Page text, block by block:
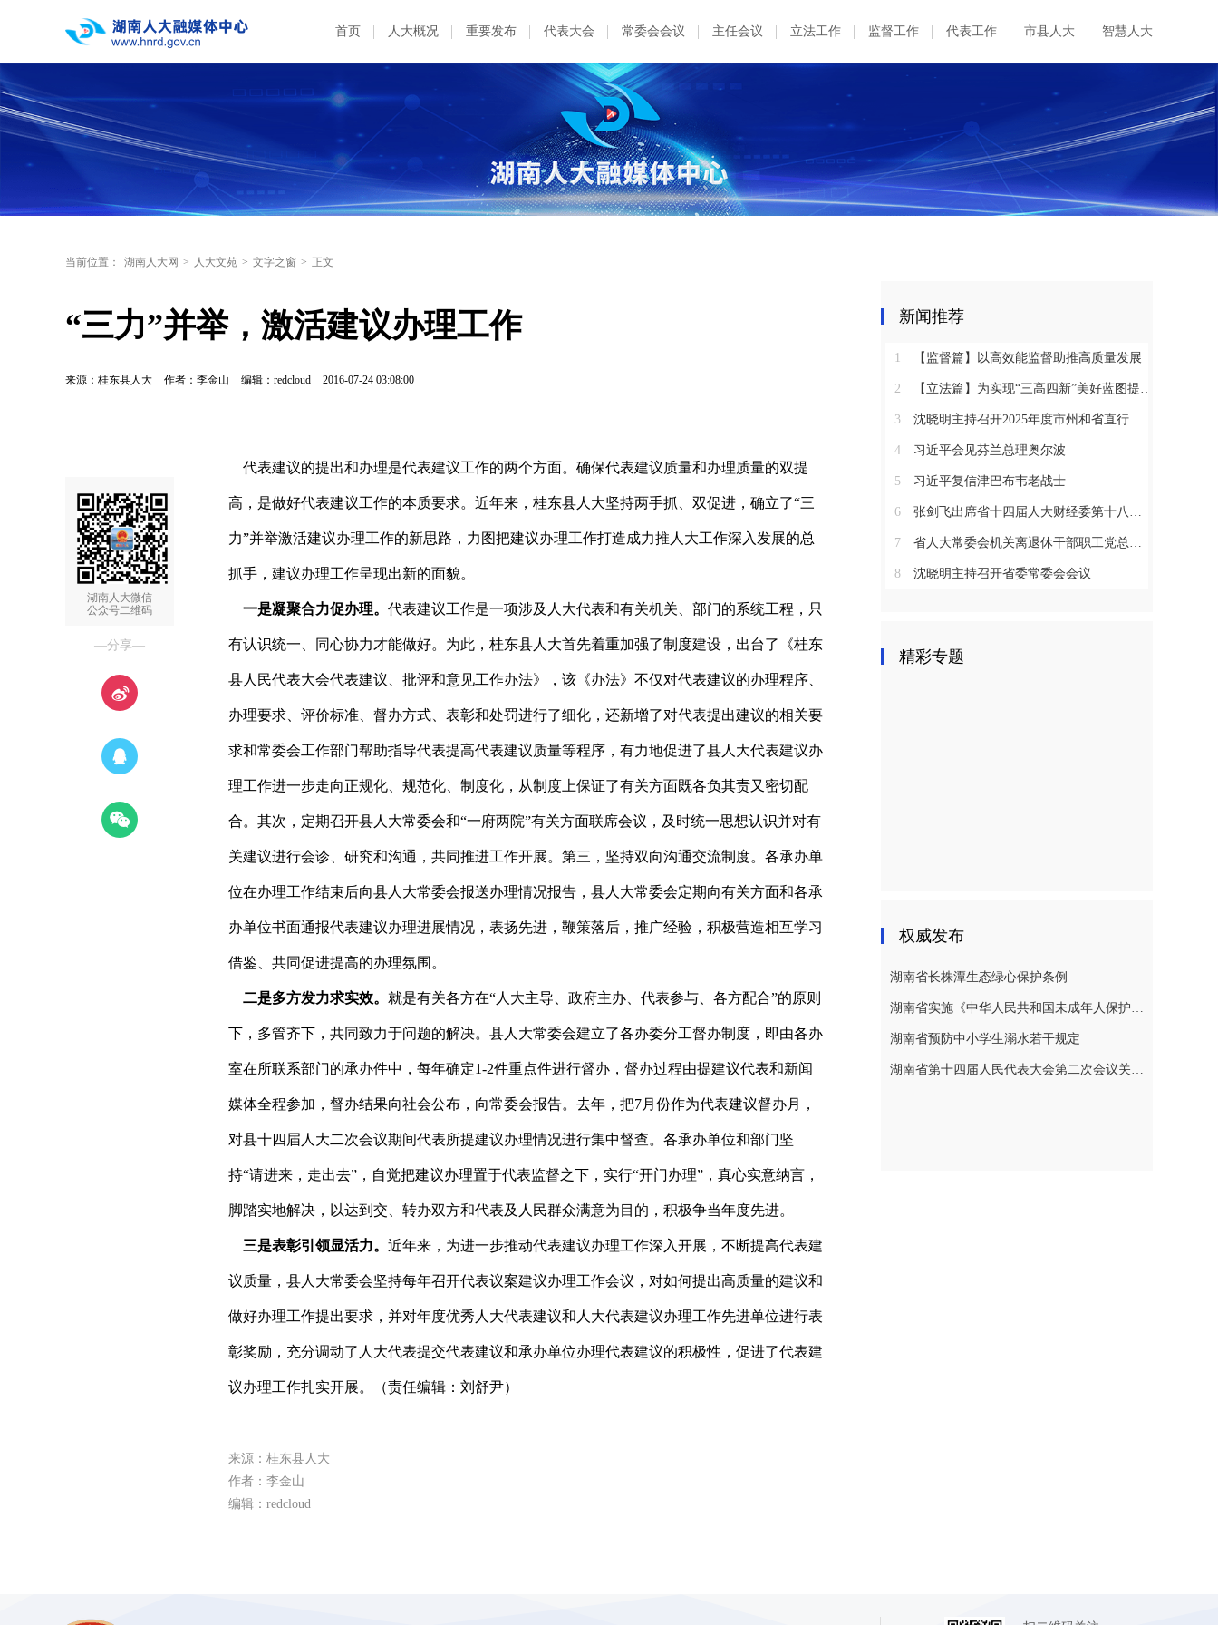
首页 人大概况 重要发布 代表大会 常委会会议 主任会议 立法工作 监督工作 代表工作 市县人大 智慧人大
当前位置： 湖南人大网 > 人大文苑 > 文字之窗 > 正文
“三力”并举，激活建议办理工作
来源：桂东县人大 作者：李金山 编辑：redcloud 2016-07-24 03:08:00
湖南人大微信
公众号二维码
—分享—
代表建议的提出和办理是代表建议工作的两个方面。确保代表建议质量和办理质量的双提
高，是做好代表建议工作的本质要求。近年来，桂东县人大坚持两手抓、双促进，确立了“三
力”并举激活建议办理工作的新思路，力图把建议办理工作打造成力推人大工作深入发展的总
抓手，建议办理工作呈现出新的面貌。
一是凝聚合力促办理。 代表建议工作是一项涉及人大代表和有关机关、部门的系统工程，只
有认识统一、同心协力才能做好。为此，桂东县人大首先着重加强了制度建设，出台了《桂东
县人民代表大会代表建议、批评和意见工作办法》，该《办法》不仅对代表建议的办理程序、
办理要求、评价标准、督办方式、表彰和处罚进行了细化，还新增了对代表提出建议的相关要
求和常委会工作部门帮助指导代表提高代表建议质量等程序，有力地促进了县人大代表建议办
理工作进一步走向正规化、规范化、制度化，从制度上保证了有关方面既各负其责又密切配
合。其次，定期召开县人大常委会和“一府两院”有关方面联席会议，及时统一思想认识并对有
关建议进行会诊、研究和沟通，共同推进工作开展。第三，坚持双向沟通交流制度。各承办单
位在办理工作结束后向县人大常委会报送办理情况报告，县人大常委会定期向有关方面和各承
办单位书面通报代表建议办理进展情况，表扬先进，鞭策落后，推广经验，积极营造相互学习
借鉴、共同促进提高的办理氛围。
二是多方发力求实效。 就是有关各方在“人大主导、政府主办、代表参与、各方配合”的原则
下，多管齐下，共同致力于问题的解决。县人大常委会建立了各办委分工督办制度，即由各办
室在所联系部门的承办件中，每年确定1-2件重点件进行督办，督办过程由提建议代表和新闻
媒体全程参加，督办结果向社会公布，向常委会报告。去年，把7月份作为代表建议督办月，
对县十四届人大二次会议期间代表所提建议办理情况进行集中督查。各承办单位和部门坚
持“请进来，走出去”，自觉把建议办理置于代表监督之下，实行“开门办理”，真心实意纳言，
脚踏实地解决，以达到交、转办双方和代表及人民群众满意为目的，积极争当年度先进。
三是表彰引领显活力。 近年来，为进一步推动代表建议办理工作深入开展，不断提高代表建
议质量，县人大常委会坚持每年召开代表议案建议办理工作会议，对如何提出高质量的建议和
做好办理工作提出要求，并对年度优秀人大代表建议和人大代表建议办理工作先进单位进行表
彰奖励，充分调动了人大代表提交代表建议和承办单位办理代表建议的积极性，促进了代表建
议办理工作扎实开展。（责任编辑：刘舒尹）
来源：桂东县人大
作者：李金山
编辑：redcloud
新闻推荐
1 【监督篇】以高效能监督助推高质量发展
2 【立法篇】为实现“三高四新”美好蓝图提供坚实法治保障
3 沈晓明主持召开2025年度市州和省直行业系统党（工）委书记抓基层党建工作述职评议会议
4 习近平会见芬兰总理奥尔波
5 习近平复信津巴布韦老战士
6 张剑飞出席省十四届人大财经委第十八次全体会议
7 省人大常委会机关离退休干部职工党总支召开2025年度总结表彰大会
8 沈晓明主持召开省委常委会会议
精彩专题
权威发布
湖南省长株潭生态绿心保护条例
湖南省实施《中华人民共和国未成年人保护法》若干规定
湖南省预防中小学生溺水若干规定
湖南省第十四届人民代表大会第二次会议关于湖南省人民代表大会常务委员会工作报告的决议